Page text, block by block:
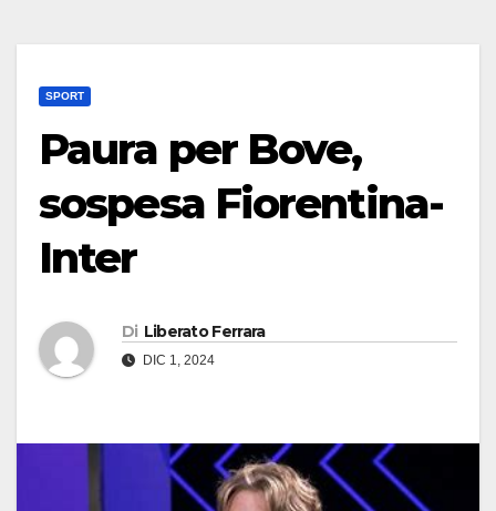
SPORT
Paura per Bove,
sospesa Fiorentina-
Inter
Di Liberato Ferrara
DIC 1, 2024